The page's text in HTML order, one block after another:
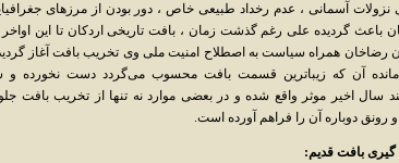
آسمانی ، عدم رخداد طبیعی خاص ، دور بودن از مرزهای
باعث گردیده علی رغم گذشت زمان ، بافت تاریخی اردکان تا این
رضاخان همراه سیاست به اصطلاح امنیت ملی وی تخریب بافت آغاز گردید و
آن که زیباترین قسمت بافت محسوب می‌گردد دست نخورده و
سال اخیر موثر واقع شده و در بعضی موارد نه تنها از تخریب بافت
رونق دوباره آن را فراهم آورده است.
بافت قدیم: